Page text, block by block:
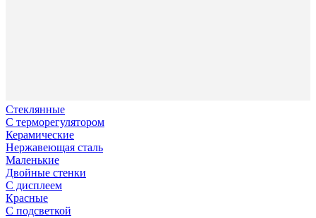
Стеклянные
С терморегулятором
Керамические
Нержавеющая сталь
Маленькие
Двойные стенки
С дисплеем
Красные
С подсветкой